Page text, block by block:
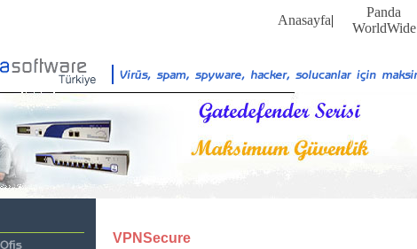
Anasayfa|
Panda
WorldWide
VPNSecure